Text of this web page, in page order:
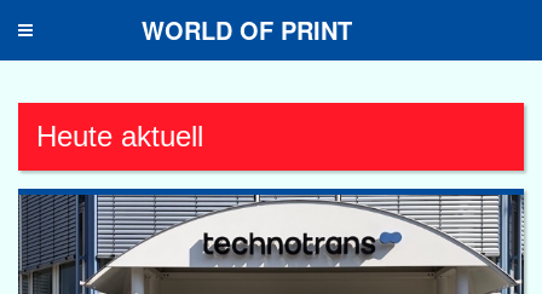
Toggle
WORLD OF PRINT
Heute aktuell